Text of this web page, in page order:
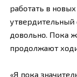
работать в
утвердительный
довольно. Пока
продолжают
«Я пока